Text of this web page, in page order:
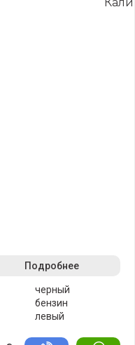
черный
бензин
левый
Подробнее